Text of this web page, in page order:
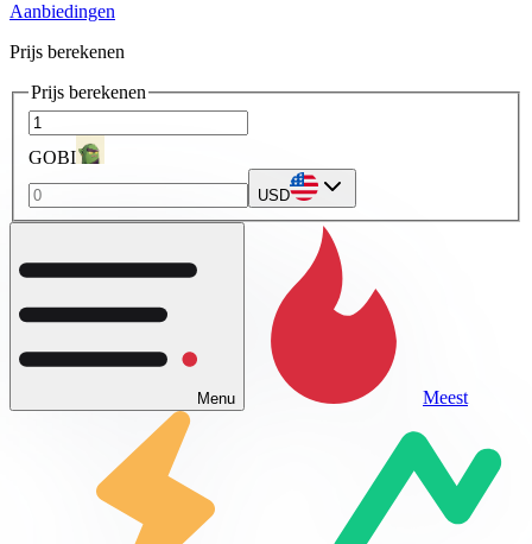
Aanbiedingen
Prijs berekenen
Prijs berekenen
GOBI
USD
Menu Meest